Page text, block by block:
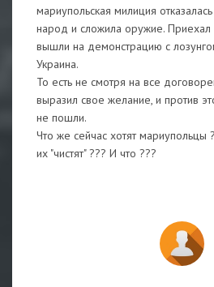
мариупольская милиция
народ и сложила оружие.
вышли на демонстрацию с
Украина.
То есть не смотря на все
выразил свое желание, и против
не пошли.
Что же сейчас хотят мариупольцы
их "чистят" ??? И что ???